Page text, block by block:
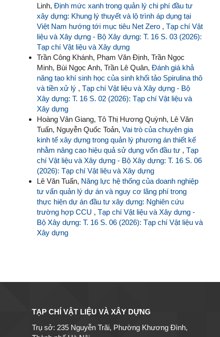
Linh, Định mức xanh trong quản lý chi phí đầu tư
xây dựng: Khung lý thuyết và lộ trình áp dụng tại
Việt Nam hướng tới mục tiêu Net Zero , Tạp chí Vật
liệu và Xây dựng - Bộ Xây dựng: T. 16 S. 03 (2026):
Tạp chí Vật liệu và Xây dựng
Trần Công Khánh, Phạm Văn Định, Trần Ngọc
Minh, Bùi Ngọc Anh, Trần Lê Quân, Đánh giá khả
năng tạo khí sinh học của sinh khối tảo Spirulina thô
và tiền xử lý , Tạp chí Vật liệu và Xây dựng - Bộ
Xây dựng: T. 16 S. 02 (2026): Tạp chí Vật liệu và
Xây dựng
Hoàng Vân Giang, Tô Thị Hương Quỳnh, Lê Văn
Tuấn, Nguyễn Quốc Toản, Vai trò của chuyên gia
kinh tế xây dựng trong quản lý phương án thiết kế
nhằm nâng cao hiệu quả sử dụng vốn đầu tư , Tạp
chí Vật liệu và Xây dựng - Bộ Xây dựng: T. 16 S. 06
(2026): Tạp chí Vật liệu và Xây dựng
Lê Văn Tuấn, Năng lực hệ thống của doanh nghiệp
tư vấn quản lý dự án và nguy cơ lãng phí trong
thực hiện dự án đầu tư xây dựng: Nghiên cứu
trường hợp CCU , Tạp chí Vật liệu và Xây dựng -
Bộ Xây dựng: T. 16 S. 06 (2026): Tạp chí Vật liệu và
Xây dựng
TẠP CHÍ VẬT LIỆU VÀ XÂY DỰNG
Trụ sở: 235 Nguyễn Trãi, Phường Khương Đình,